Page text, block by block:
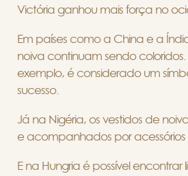
Victória ganhou mais força no
Em países como a China e a
noiva continuam sendo
exemplo, é considerado um
sucesso.
Já na Nigéria, os vestidos de
e acompanhados por acessórios
E na Hungria é possível encontrar